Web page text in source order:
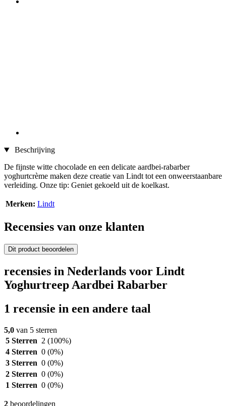
Beschrijving
De fijnste witte chocolade en een delicate aardbei-rabarber
yoghurtcrème maken deze creatie van Lindt tot een onweerstaanbare
verleiding. Onze tip: Geniet gekoeld uit de koelkast.
Merken: Lindt
Recensies van onze klanten
Dit product beoordelen
recensies in Nederlands voor Lindt
Yoghurtreep Aardbei Rabarber
1 recensie in een andere taal
5,0 van 5 sterren
5 Sterren 2 (100%)
4 Sterren 0 (0%)
3 Sterren 0 (0%)
2 Sterren 0 (0%)
1 Sterren 0 (0%)
2 beoordelingen